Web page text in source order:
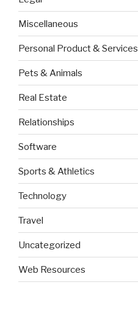
Miscellaneous
Personal Product & Services
Pets & Animals
Real Estate
Relationships
Software
Sports & Athletics
Technology
Travel
Uncategorized
Web Resources